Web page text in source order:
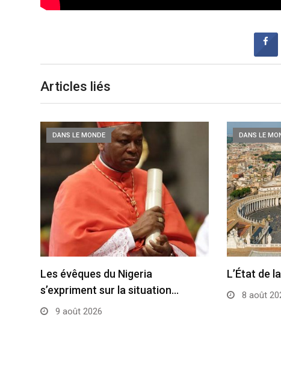
Articles liés
DANS LE MONDE
Les évêques du Nigeria
s’expriment sur la situation…
9 août 2026
DANS LE
L’État de
8 août